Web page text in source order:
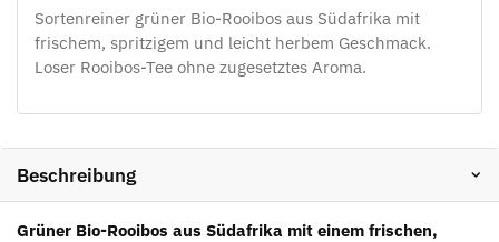
Sortenreiner grüner Bio-Rooibos aus Südafrika mit
frischem, spritzigem und leicht herbem Geschmack.
Loser Rooibos-Tee ohne zugesetztes Aroma.
Beschreibung
Grüner Bio-Rooibos aus Südafrika mit einem frischen,